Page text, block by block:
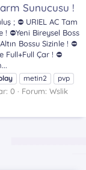
Sunucusu !
; ⛔ URIEL AC Tam
⛔Yeni Bireysel Boss
Bossu Sizinle ! ⛔
Full+Full Çar ! ⛔
metin2
pvp
0 Forum: Wslik